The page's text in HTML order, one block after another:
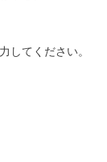
してください。